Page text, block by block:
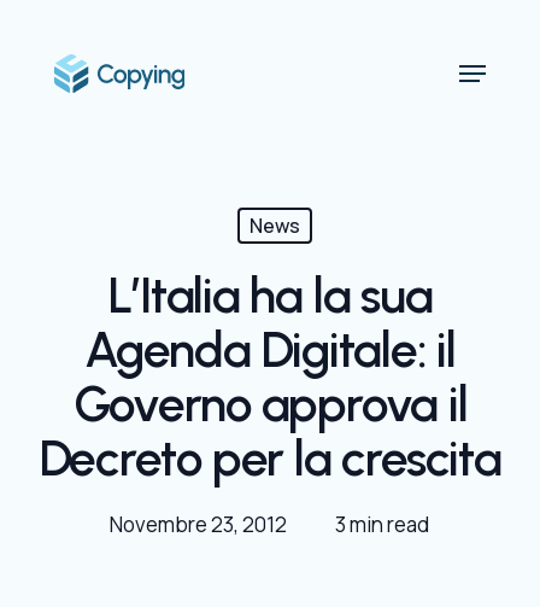
Menu
News
L’Italia ha la sua
Agenda Digitale: il
Governo approva il
Decreto per la crescita
Novembre 23, 2012 3 min read